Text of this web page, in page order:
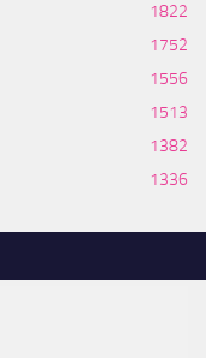
1822
1752
1556
1513
1382
1336